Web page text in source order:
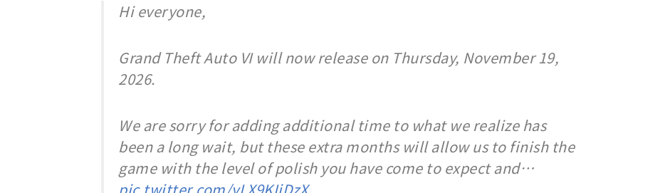
Hi everyone,
Grand Theft Auto VI will now release on Thursday, November 19,
2026.
We are sorry for adding additional time to what we realize has
been a long wait, but these extra months will allow us to finish the
game with the level of polish you have come to expect and…